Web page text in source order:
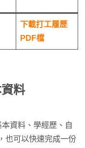
下載打工履歷
PDF檔
料
本資料、學經歷、自
也可以快速完成一份